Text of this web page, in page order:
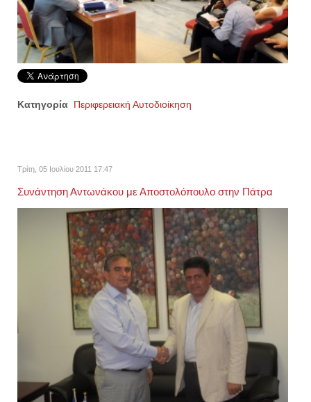
Κατηγορία Περιφερειακή Αυτοδιοίκηση
Τρίτη, 05 Ιουλίου 2011 17:47
Συνάντηση Αντωνάκου με Αποστολόπουλο στην Πάτρα